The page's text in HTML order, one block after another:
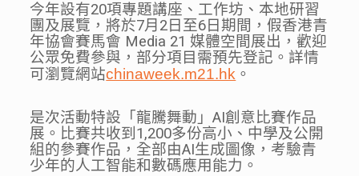
今年設有20項專題講座、工作坊、本地研習
團及展覽，將於7月2日至6日期間，假香港青
年協會賽馬會 Media 21 媒體空間展出，歡迎
公眾免費參與，部分項目需預先登記。詳情
可瀏覽網站chinaweek.m21.hk 。
是次活動特設「龍騰舞動」AI創意比賽作品
展。比賽共收到1,200多份高小、中學及公開
組的參賽作品，全部由AI生成圖像，考驗青
少年的人工智能和數碼應用能力。